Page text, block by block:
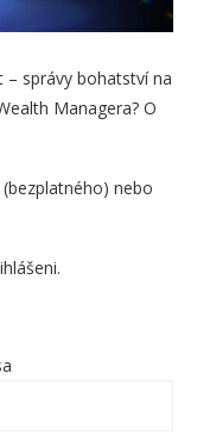
– správy bohatství na
Managera? O
nebo